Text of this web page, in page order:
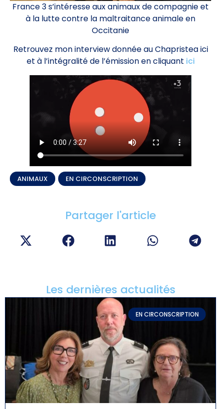
France 3 s’intéresse aux animaux de compagnie et
à la lutte contre la maltraitance animale en
Occitanie
Retrouvez mon interview donnée au Chapristea ici
et à l’intégralité de l’émission en cliquant ici
ANIMAUX EN CIRCONSCRIPTION
Partager l'article
Les dernières actualités
EN CIRCONSCRIPTION